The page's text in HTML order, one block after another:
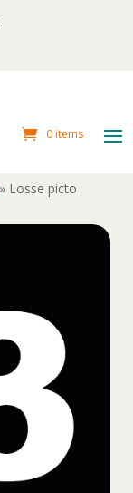
0 items
» Losse picto